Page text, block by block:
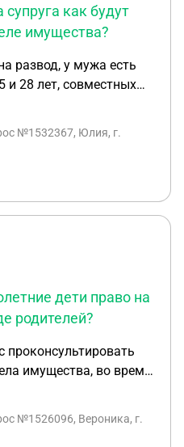
по планам
и оба земельных
родителей, моя
на брата и его
тоже его? Как
недвижимости,
каждому? На договоры
как будут
имущества?
развод, у мужа есть
и 28 лет, совместных
как будет
будут иметь доли с
мне чужие, да и уже у
большое!
№1532367, Юлия, г.
дети право на
родителей?
имущества, во время
процесса, не только
22 года, сыну
№1526096, Вероника, г.